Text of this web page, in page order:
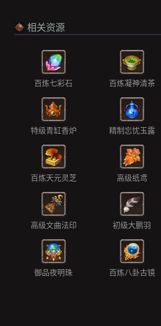
相关资源
百炼七彩石 百炼凝神清茶
特级青缸香炉 精制忘忧玉露
百炼天元灵芝 高级纸鸢
高级文曲法印 初级大鹏羽
御品夜明珠 百炼八卦古镜